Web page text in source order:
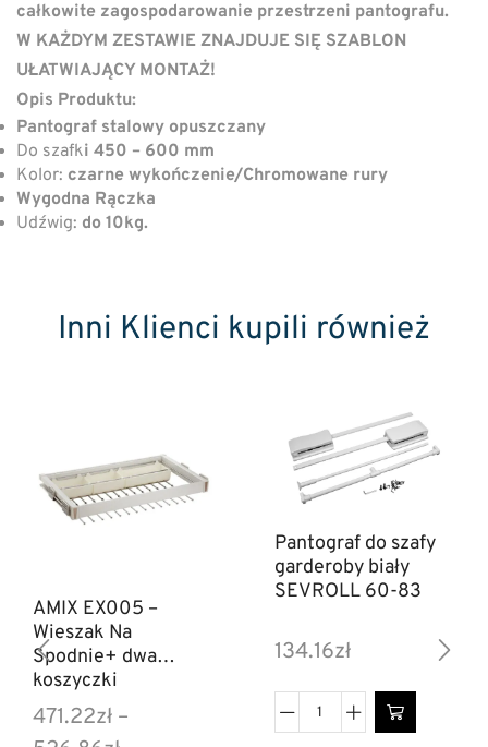
całkowite zagospodarowanie przestrzeni pantografu.
W KAŻDYM ZESTAWIE ZNAJDUJE SIĘ SZABLON
UŁATWIAJĄCY MONTAŻ!
Opis Produktu:
Pantograf stalowy opuszczany
Do szafki 450 – 600 mm
Kolor: czarne wykończenie/Chromowane rury
Wygodna Rączka
Udźwig: do 10kg.
Inni Klienci kupili również
AMIX EX005 –
Wieszak Na
Spodnie+ dwa
koszyczki
471.22zł –
Pantograf do szafy
garderoby biały
SEVROLL 60-83
134.16zł